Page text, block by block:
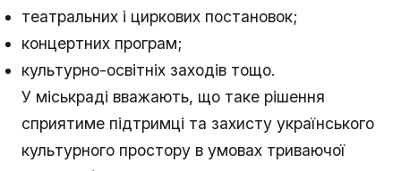
театральних і циркових постановок;
концертних програм;
культурно-освітніх заходів тощо.
У міськраді вважають, що таке рішення
сприятиме підтримці та захисту українського
культурного простору в умовах триваючої